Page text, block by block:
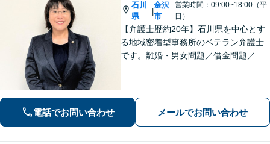
石川
県
|
金沢
市
営業時間：09:00~18:00（平
日）
【弁護士歴約20年】石川県を中心とす
る地域密着型事務所のベテラン弁護士
です。離婚・男女問題／借金問題／刑
電話でお問い合わせ メールでお問い合わせ